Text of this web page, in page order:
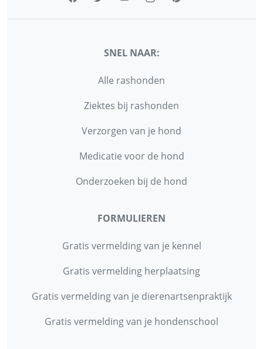
SNEL NAAR:
Alle rashonden
Ziektes bij rashonden
Verzorgen van je hond
Medicatie voor de hond
Onderzoeken bij de hond
FORMULIEREN
Gratis vermelding van je kennel
Gratis vermelding herplaatsing
Gratis vermelding van je dierenartsenpraktijk
Gratis vermelding van je hondenschool